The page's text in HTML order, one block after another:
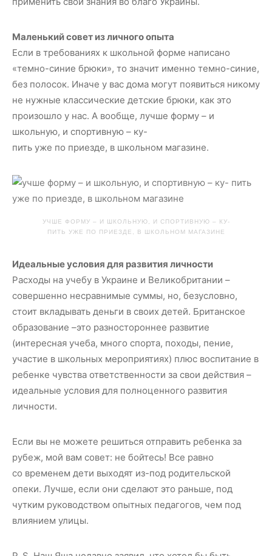
Маленький совет из личного опыта
Если в требованиях к школьной форме написано
«темно-синие брюки», то значит именно темно-синие,
без полосок. Иначе у вас дома могут появиться никому
не нужные классические детские брюки, как это
произошло у нас. А вообще, лучше форму – и
школьную, и спортивную – ку-
пить уже по приезде, в школьном магазине.
УЧШЕ ФОРМУ – И ШКОЛЬНУЮ, И СПОРТИВНУЮ – КУ-
ПИТЬ УЖЕ ПО ПРИЕЗДЕ, В ШКОЛЬНОМ МАГАЗИНЕ
Идеальные условия для развития личности
Расходы на учебу в Украине и Великобритании –
совершенно несравнимые суммы, но, безусловно,
стоит вкладывать деньги в своих детей. Британское
образование –это разностороннее развитие
(интересная учеба, много спорта, походы, пение,
участие в школьных мероприятиях) плюс воспитание в
ребенке чувства ответственности за свои действия –
идеальные условия для полноценного развития
личности.
Если вы не можете решиться отправить ребенка за
рубеж, мой вам совет: не бойтесь! Все равно
со временем дети выходят из-под родительской
опеки. Лучше, если они сделают это раньше, под
чутким руководством опытных педагогов, чем под
влиянием улицы.